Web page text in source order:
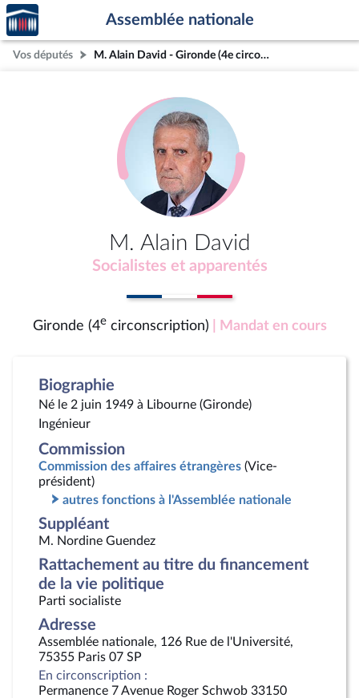
Aller au contenu
Aller en bas de la page
Accèder
à la
page
d'accueil
Assemblée nationale
Vos députés M. Alain David - Gironde (4e circonscription)
M. Alain David
Socialistes et apparentés
Gironde (4ecirconscription) | Mandat en cours
Biographie
Né le 2 juin 1949 à Libourne (Gironde)
Ingénieur
Commission
Commission des affaires étrangères (Vice-
président)
autres fonctions à l'Assemblée nationale
Suppléant
M. Nordine Guendez
Rattachement au titre du financement
de la vie politique
Parti socialiste
Adresse
Assemblée nationale, 126 Rue de l'Université,
75355 Paris 07 SP
En circonscription :
Permanence 7 Avenue Roger Schwob 33150